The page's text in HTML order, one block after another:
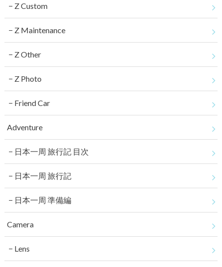
Z Custom
Z Maintenance
Z Other
Z Photo
Friend Car
Adventure
日本一周 旅行記 目次
日本一周 旅行記
日本一周 準備編
Camera
Lens